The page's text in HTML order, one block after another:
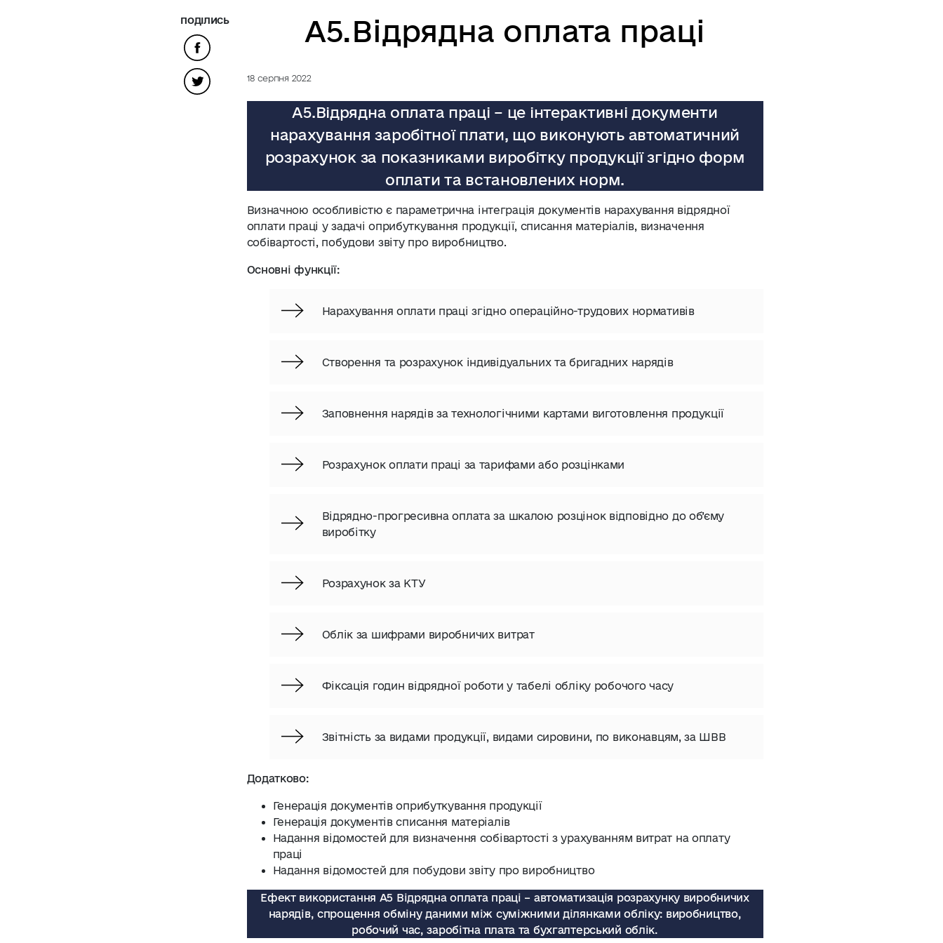
ПОДІЛИСЬ А5.Відрядна оплата праці
18 серпня 2022
А5.Відрядна оплата праці – це інтерактивні документи
нарахування заробітної плати, що виконують автоматичний
розрахунок за показниками виробітку продукції згідно форм
оплати та встановлених норм.
Визначною особливістю є параметрична інтеграція документів нарахування відрядної
оплати праці у задачі оприбуткування продукції, списання матеріалів, визначення
собівартості, побудови звіту про виробництво.
Основні функції:
Нарахування оплати праці згідно операційно-трудових нормативів
Створення та розрахунок індивідуальних та бригадних нарядів
Заповнення нарядів за технологічними картами виготовлення продукції
Розрахунок оплати праці за тарифами або розцінками
Відрядно-прогресивна оплата за шкалою розцінок відповідно до об’єму
виробітку
Розрахунок за КТУ
Облік за шифрами виробничих витрат
Фіксація годин відрядної роботи у табелі обліку робочого часу
Звітність за видами продукції, видами сировини, по виконавцям, за ШВВ
Додатково:
Генерація документів оприбуткування продукції
Генерація документів списання матеріалів
Надання відомостей для визначення собівартості з урахуванням витрат на оплату
праці
Надання відомостей для побудови звіту про виробництво
Ефект використання А5 Відрядна оплата праці – автоматизація розрахунку виробничих
нарядів, спрощення обміну даними між суміжними ділянками обліку: виробництво,
робочий час, заробітна плата та бухгалтерський облік.